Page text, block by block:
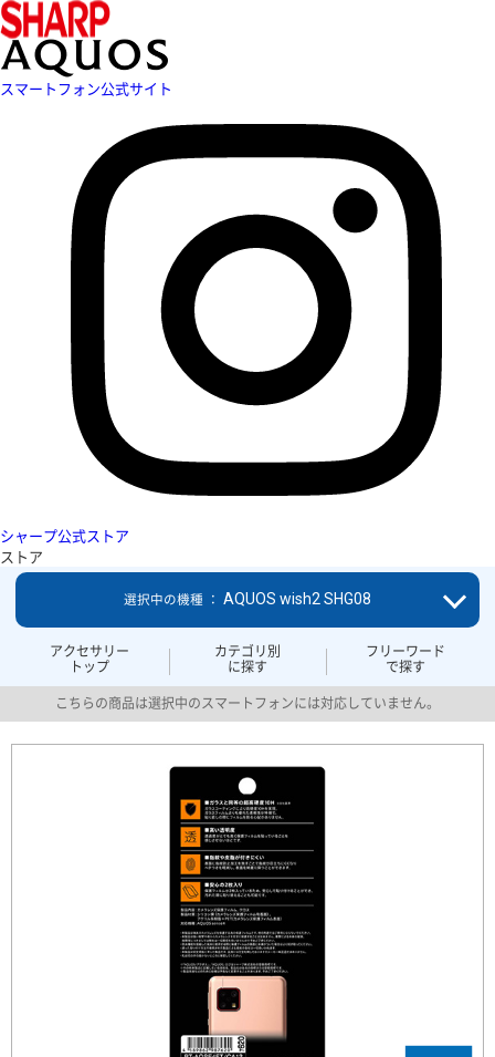
スマートフォン公式サイト
シャープ公式ストア
ストア
アクセサリー
トップ
カテゴリ別
に探す
フリーワード
で探す
選択中の機種 ： AQUOS wish2 SHG08
こちらの商品は選択中のスマートフォンには対応していません。